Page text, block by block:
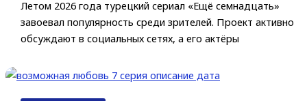
Летом 2026 года турецкий сериал «Ещё семнадцать»
завоевал популярность среди зрителей. Проект активно
обсуждают в социальных сетях, а его актёры